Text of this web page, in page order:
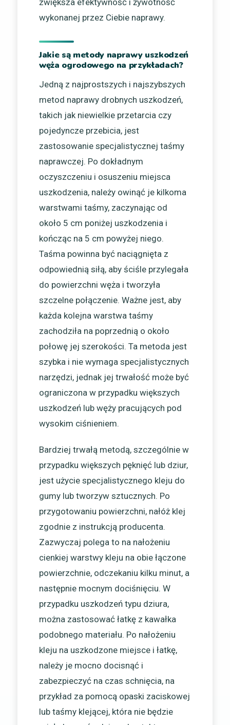
zwiększa efektywność i żywotność
wykonanej przez Ciebie naprawy.
Jakie są metody naprawy uszkodzeń
węża ogrodowego na przykładach?
Jedną z najprostszych i najszybszych
metod naprawy drobnych uszkodzeń,
takich jak niewielkie przetarcia czy
pojedyncze przebicia, jest
zastosowanie specjalistycznej taśmy
naprawczej. Po dokładnym
oczyszczeniu i osuszeniu miejsca
uszkodzenia, należy owinąć je kilkoma
warstwami taśmy, zaczynając od
około 5 cm poniżej uszkodzenia i
kończąc na 5 cm powyżej niego.
Taśma powinna być naciągnięta z
odpowiednią siłą, aby ściśle przylegała
do powierzchni węża i tworzyła
szczelne połączenie. Ważne jest, aby
każda kolejna warstwa taśmy
zachodziła na poprzednią o około
połowę jej szerokości. Ta metoda jest
szybka i nie wymaga specjalistycznych
narzędzi, jednak jej trwałość może być
ograniczona w przypadku większych
uszkodzeń lub węży pracujących pod
wysokim ciśnieniem.
Bardziej trwałą metodą, szczególnie w
przypadku większych pęknięć lub dziur,
jest użycie specjalistycznego kleju do
gumy lub tworzyw sztucznych. Po
przygotowaniu powierzchni, nałóż klej
zgodnie z instrukcją producenta.
Zazwyczaj polega to na nałożeniu
cienkiej warstwy kleju na obie łączone
powierzchnie, odczekaniu kilku minut, a
następnie mocnym dociśnięciu. W
przypadku uszkodzeń typu dziura,
można zastosować łatkę z kawałka
podobnego materiału. Po nałożeniu
kleju na uszkodzone miejsce i łatkę,
należy je mocno docisnąć i
zabezpieczyć na czas schnięcia, na
przykład za pomocą opaski zaciskowej
lub taśmy klejącej, która nie będzie